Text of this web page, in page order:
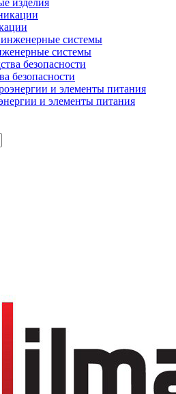
изделия
системы
безопасности
и элементы питания